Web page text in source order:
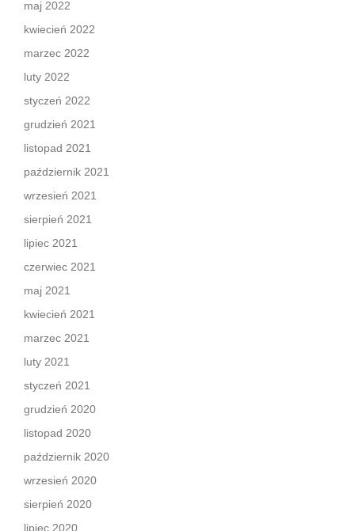
maj 2022
kwiecień 2022
marzec 2022
luty 2022
styczeń 2022
grudzień 2021
listopad 2021
październik 2021
wrzesień 2021
sierpień 2021
lipiec 2021
czerwiec 2021
maj 2021
kwiecień 2021
marzec 2021
luty 2021
styczeń 2021
grudzień 2020
listopad 2020
październik 2020
wrzesień 2020
sierpień 2020
lipiec 2020